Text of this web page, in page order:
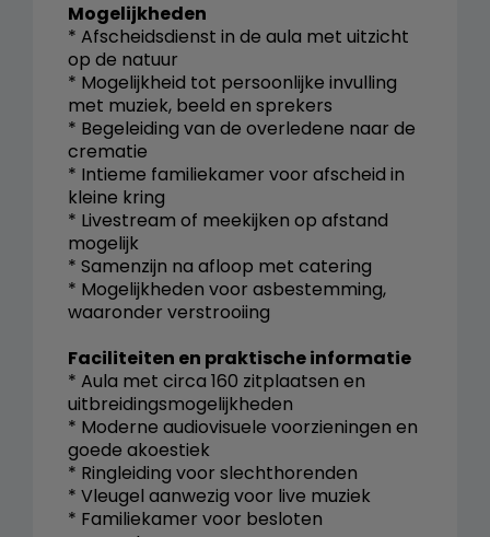
Mogelijkheden
* Afscheidsdienst in de aula met uitzicht
op de natuur
* Mogelijkheid tot persoonlijke invulling
met muziek, beeld en sprekers
* Begeleiding van de overledene naar de
crematie
* Intieme familiekamer voor afscheid in
kleine kring
* Livestream of meekijken op afstand
mogelijk
* Samenzijn na afloop met catering
* Mogelijkheden voor asbestemming,
waaronder verstrooiing
Faciliteiten en praktische informatie
* Aula met circa 160 zitplaatsen en
uitbreidingsmogelijkheden
* Moderne audiovisuele voorzieningen en
goede akoestiek
* Ringleiding voor slechthorenden
* Vleugel aanwezig voor live muziek
* Familiekamer voor besloten